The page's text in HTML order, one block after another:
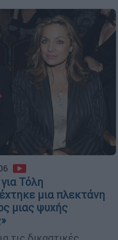
Τόλη
μια πλεκτάνη
μιας ψυχής